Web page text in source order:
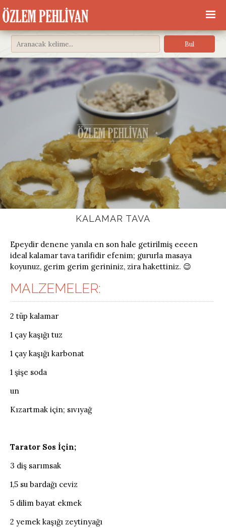
KALAMAR TAVA
Epeydir denene yanıla en son hale getirilmiş eeeen
ideal kalamar tava tarifidir efenim; gururla masaya
koyunuz, gerim gerim gerininiz, zira hakettiniz. 😉
MALZEMELER:
2 tüp kalamar
1 çay kaşığı tuz
1 çay kaşığı karbonat
1 şişe soda
un
Kızartmak için; sıvıyağ
Tarator Sos İçin;
3 diş sarımsak
1,5 su bardağı ceviz
5 dilim bayat ekmek
2 yemek kaşığı zeytinyağı